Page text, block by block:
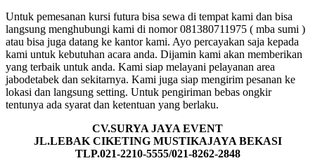
Untuk pemesanan kursi futura bisa sewa di tempat kami dan bisa
langsung menghubungi kami di nomor 081380711975 ( mba sumi )
atau bisa juga datang ke kantor kami. Ayo percayakan saja kepada
kami untuk kebutuhan acara anda. Dijamin kami akan memberikan
yang terbaik untuk anda. Kami siap melayani pelayanan area
jabodetabek dan sekitarnya. Kami juga siap mengirim pesanan ke
lokasi dan langsung setting. Untuk pengiriman bebas ongkir
tentunya ada syarat dan ketentuan yang berlaku.
CV.SURYA JAYA EVENT
JL.LEBAK CIKETING MUSTIKAJAYA BEKASI
TLP.021-2210-5555/021-8262-2848